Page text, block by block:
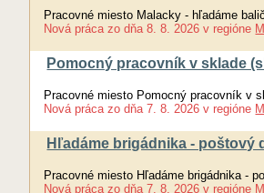
Pracovné miesto Malacky - hľadáme
Nová práca zo dňa 8. 8. 2026 v regióne
Pomocný pracovník v sklade
Pracovné miesto Pomocný pracovník v
Nová práca zo dňa 7. 8. 2026 v regióne
Hľadáme brigádnika - poštový
Pracovné miesto Hľadáme brigádnika -
Nová práca zo dňa 7. 8. 2026 v regióne